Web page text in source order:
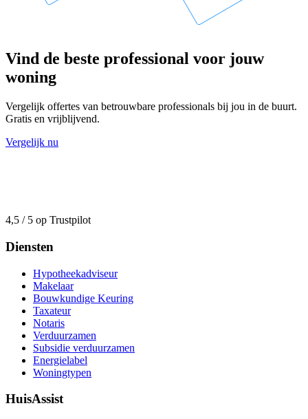
Vind de beste professional voor jouw
woning
Vergelijk offertes van betrouwbare professionals bij jou in de buurt.
Gratis en vrijblijvend.
Vergelijk nu
4,5 / 5 op Trustpilot
Diensten
Hypotheekadviseur
Makelaar
Bouwkundige Keuring
Taxateur
Notaris
Verduurzamen
Subsidie verduurzamen
Energielabel
Woningtypen
HuisAssist